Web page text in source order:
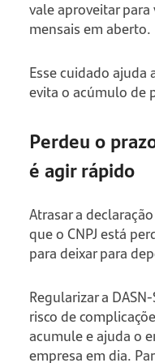
vale aproveitar
mensais em aberto.
Esse cuidado ajuda
evita o acúmulo de
Perdeu o
é agir rápido
Atrasar a
que o CNPJ está
para deixar para
Regularizar a
risco de
acumule e ajuda o
empresa em dia.